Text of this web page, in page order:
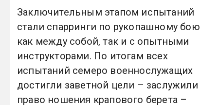
Заключительным этапом испытаний
стали спарринги по рукопашному бою
как между собой, так и с опытными
инструкторами. По итогам всех
испытаний семеро военнослужащих
достигли заветной цели – заслужили
право ношения крапового берета –